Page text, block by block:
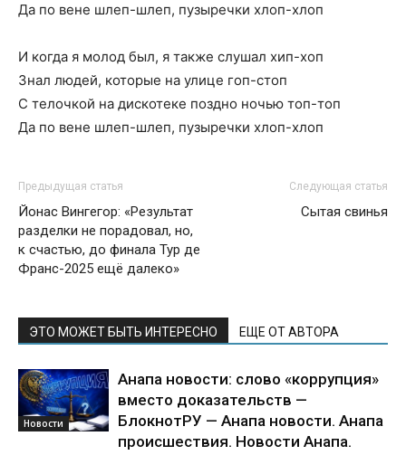
Да по вене шлеп-шлеп, пузыречки хлоп-хлоп
И когда я молод был, я также слушал хип-хоп
Знал людей, которые на улице гоп-стоп
С телочкой на дискотеке поздно ночью топ-топ
Да по вене шлеп-шлеп, пузыречки хлоп-хлоп
Предыдущая статья
Йонас Вингегор: «Результат
разделки не порадовал, но,
к счастью, до финала Тур де
Франс-2025 ещё далеко»
Следующая статья
Сытая свинья
ЭТО МОЖЕТ БЫТЬ ИНТЕРЕСНО ЕЩЕ ОТ АВТОРА
Новости
Анапа новости: слово «коррупция»
вместо доказательств —
БлокнотРУ — Анапа новости. Анапа
происшествия. Новости Анапа.